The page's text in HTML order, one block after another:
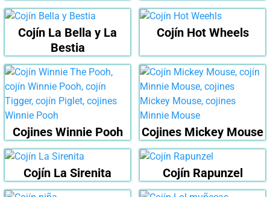
Cojín La Bella y La
Bestia
Cojín Hot Wheels
Cojines Winnie Pooh Cojines Mickey Mouse
Cojín La Sirenita Cojín Rapunzel